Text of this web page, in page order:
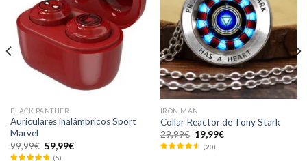
BLACK PANTHER
Auriculares inalámbricos Sport
Marvel
99,99€ El
precio
59,99€El
(5)
IRON MAN
Collar Reactor de Tony Stark
29,99€ El
precio
original
19,99€El
(20)